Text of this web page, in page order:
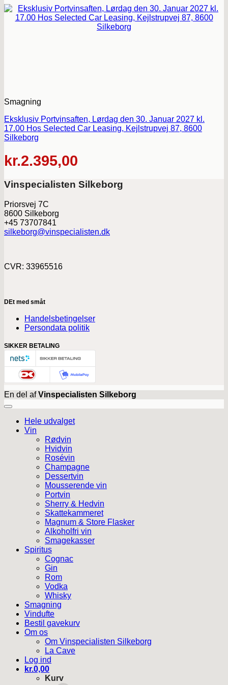
Smagning
Eksklusiv Portvinsaften, Lørdag den 30. Januar 2027 kl.
17.00 Hos Selected Car Leasing, Kejlstrupvej 87, 8600
Silkeborg
kr.2.395,00
Vinspecialisten Silkeborg
Priorsvej 7C
8600 Silkeborg
+45 73707841
silkeborg@vinspecialisten.dk
CVR: 33965516
DEt med småt
Handelsbetingelser
Persondata politik
SIKKER BETALING
En del afVinspecialisten Silkeborg
Hele udvalget
Vin
Rødvin
Hvidvin
Rosévin
Champagne
Dessertvin
Mousserende vin
Portvin
Sherry & Hedvin
Skattekammeret
Magnum & Store Flasker
Alkoholfri vin
Smagekasser
Spiritus
Cognac
Gin
Rom
Vodka
Whisky
Smagning
Vindufte
Bestil gavekurv
Om os
Om Vinspecialisten Silkeborg
La Cave
Log ind
kr.0,00
Kurv